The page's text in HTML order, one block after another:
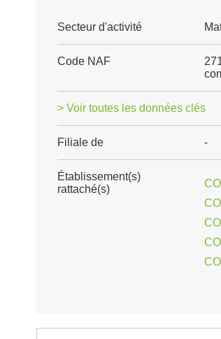
Secteur d'activité
Code NAF
> Voir toutes les données clés
Filiale de -
Établissement(s)
rattaché(s)